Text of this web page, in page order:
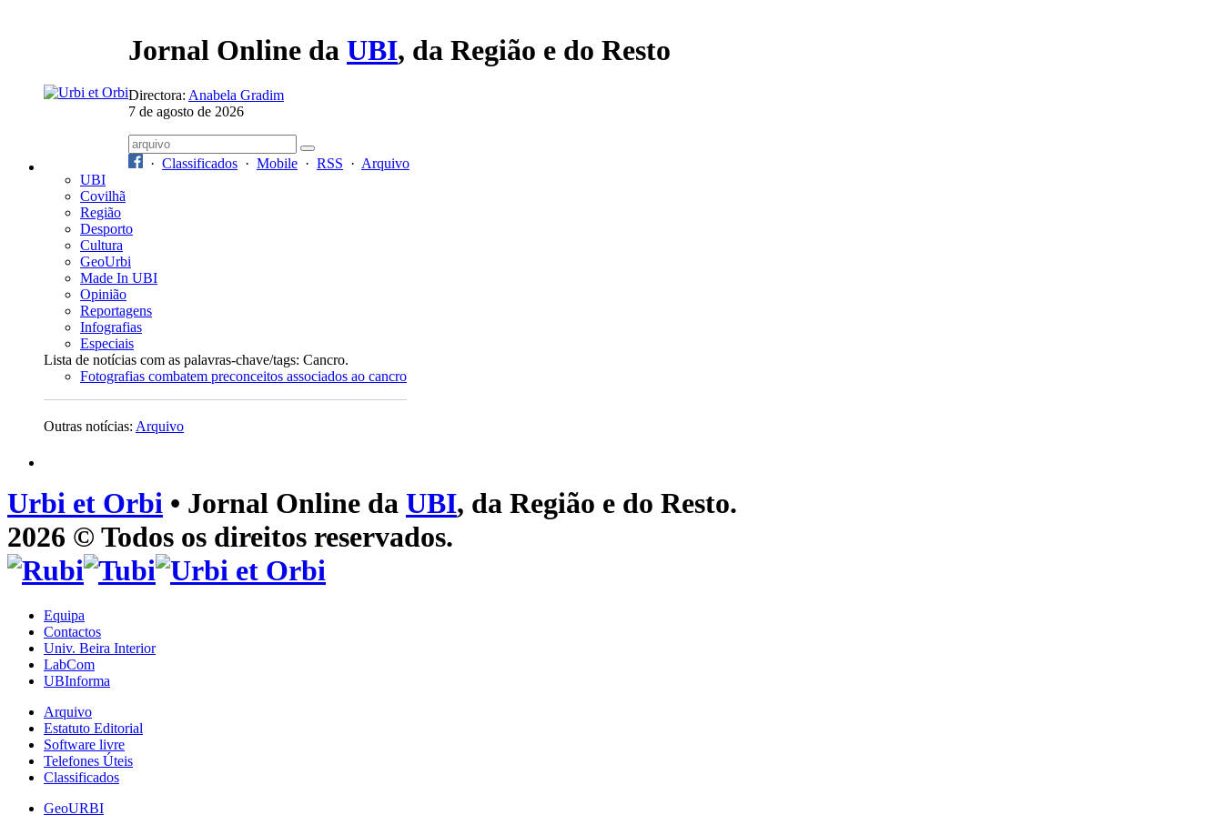
Jornal Online da UBI, da Região e do Resto
Directora: Anabela Gradim
7 de agosto de 2026
· Classificados · Mobile · RSS · Arquivo
UBI
Covilhã
Região
Desporto
Cultura
GeoUrbi
Made In UBI
Opinião
Reportagens
Infografias
Especiais
Lista de notícias com as palavras-chave/tags: Cancro.
Fotografias combatem preconceitos associados ao cancro
Outras notícias: Arquivo
Urbi et Orbi • Jornal Online da UBI, da Região e do Resto.
2026 © Todos os direitos reservados.
Equipa
Contactos
Univ. Beira Interior
LabCom
UBInforma
Arquivo
Estatuto Editorial
Software livre
Telefones Úteis
Classificados
GeoURBI